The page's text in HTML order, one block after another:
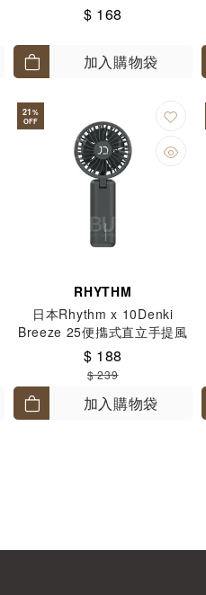
$ 168
加入購物袋
21%
OFF
RHYTHM
日本Rhythm x 10Denki
Breeze 25便㩦式直立手提風
扇 鉛筆灰
$ 188
$ 239
加入購物袋